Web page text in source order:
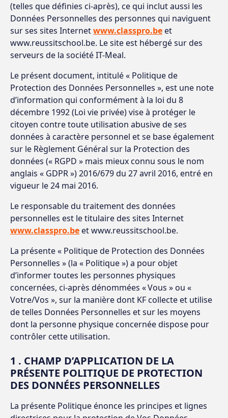
(telles que définies ci-après), ce qui inclut aussi les
Données Personnelles des personnes qui naviguent
sur ses sites Internetwww.classpro.beet
www.reussitschool.be. Le site est hébergé sur des
serveurs de la société IT-Meal.
Le présent document, intitulé « Politique de
Protection des Données Personnelles », est une note
d’information qui conformément à la loi du 8
décembre 1992 (Loi vie privée) vise à protéger le
citoyen contre toute utilisation abusive de ses
données à caractère personnel et se base également
sur le Règlement Général sur la Protection des
données (« RGPD » mais mieux connu sous le nom
anglais « GDPR ») 2016/679 du 27 avril 2016, entré en
vigueur le 24 mai 2016.
Le responsable du traitement des données
personnelles est le titulaire des sites Internet
www.classpro.beet www.reussitschool.be.
La présente « Politique de Protection des Données
Personnelles » (la « Politique ») a pour objet
d’informer toutes les personnes physiques
concernées, ci-après dénommées « Vous » ou «
Votre/Vos », sur la manière dont KF collecte et utilise
de telles Données Personnelles et sur les moyens
dont la personne physique concernée dispose pour
contrôler cette utilisation.
1 . CHAMP D’APPLICATION DE LA
PRÉSENTE POLITIQUE DE PROTECTION
DES DONNÉES PERSONNELLES
La présente Politique énonce les principes et lignes